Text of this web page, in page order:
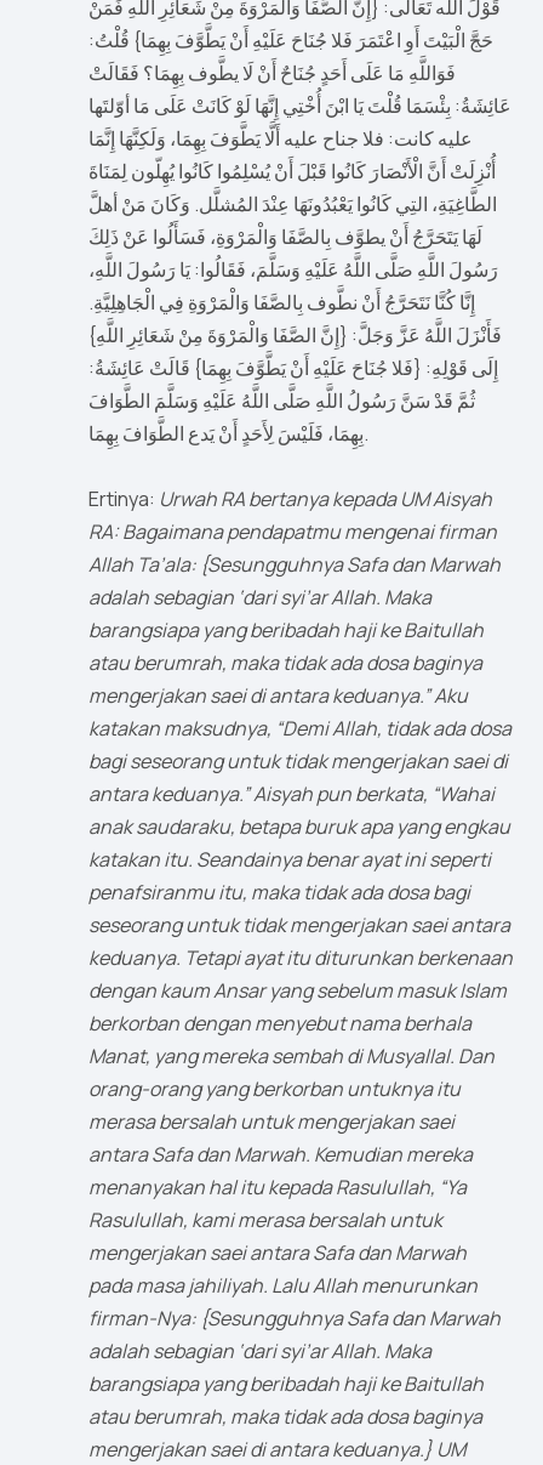
قَوْلَ الله تَعَالَى: {إِنَّ الصَّفَا وَالْمَرْوَةَ مِنْ شَعَائِرِ اللَّهِ فَمَنْ
حَجَّ الْبَيْتَ أَوِ اعْتَمَرَ فَلا جُنَاحَ عَلَيْهِ أَنْ يَطَّوَّفَ بِهِمَا} قُلْتُ:
فَوَاللَّهِ مَا عَلَى أَحَدٍ جُنَاحٌ أَنْ لَا يطَّوف بِهِمَا؟ فَقَالَتْ
عَائِشَةُ: بِئْسَمَا قُلْتَ يَا ابْنَ أُخْتِي إِنَّهَا لَوْ كَانَتْ عَلَى مَا أوّلتَها
عليه كانت: فلا جناح عليه أَلَّا يَطَّوَفَ بِهِمَا، وَلَكِنَّهَا إِنَّمَا
أُنْزِلَتْ أَنَّ الْأَنْصَارَ كَانُوا قَبْلَ أَنْ يُسْلِمُوا كَانُوا يُهِلّون لِمَنَاةَ
الطَّاغِيَةِ، التِي كَانُوا يَعْبُدُونَهَا عِنْدَ المُشلَّل. وَكَانَ مَنْ أهلَّ
لَهَا يَتَحَرَّجُ أَنْ يطوَّف بِالصَّفَا وَالْمَرْوَةِ، فَسَأَلُوا عَنْ ذَلِكَ
رَسُولَ اللَّهِ صَلَّى اللَّهُ عَلَيْهِ وَسَلَّمَ، فَقَالُوا: يَا رَسُولَ اللَّهِ،
إِنَّا كُنَّا نَتَحَرَّجُ أَنْ نطَّوف بِالصَّفَا وَالْمَرْوَةِ فِي الْجَاهِلِيَّةِ.
فَأَنْزَلَ اللَّهُ عَزَّ وَجَلَّ: {إِنَّ الصَّفَا وَالْمَرْوَةَ مِنْ شَعَائِرِ اللَّهِ}
إِلَى قَوْلِهِ: {فَلا جُنَاحَ عَلَيْهِ أَنْ يَطَّوَّفَ بِهِمَا} قَالَتْ عَائِشَةُ:
ثُمَّ قَدْ سَنَّ رَسُولُ اللَّهِ صَلَّى اللَّهُ عَلَيْهِ وَسَلَّمَ الطَّوَافَ
بِهِمَا، فَلَيْسَ لِأَحَدٍ أَنْ يَدع الطَّوَافَ بِهِمَا.
Ertinya: Urwah RA bertanya kepada UM Aisyah
RA: Bagaimana pendapatmu mengenai firman
Allah Ta’ala: {Sesungguhnya Safa dan Marwah
adalah sebagian ‘dari syi’ar Allah. Maka
barangsiapa yang beribadah haji ke Baitullah
atau berumrah, maka tidak ada dosa baginya
mengerjakan saei di antara keduanya.” Aku
katakan maksudnya, “Demi Allah, tidak ada dosa
bagi seseorang untuk tidak mengerjakan saei di
antara keduanya.” Aisyah pun berkata, “Wahai
anak saudaraku, betapa buruk apa yang engkau
katakan itu. Seandainya benar ayat ini seperti
penafsiranmu itu, maka tidak ada dosa bagi
seseorang untuk tidak mengerjakan saei antara
keduanya. Tetapi ayat itu diturunkan berkenaan
dengan kaum Ansar yang sebelum masuk Islam
berkorban dengan menyebut nama berhala
Manat, yang mereka sembah di Musyallal. Dan
orang-orang yang berkorban untuknya itu
merasa bersalah untuk mengerjakan saei
antara Safa dan Marwah. Kemudian mereka
menanyakan hal itu kepada Rasulullah, “Ya
Rasulullah, kami merasa bersalah untuk
mengerjakan saei antara Safa dan Marwah
pada masa jahiliyah. Lalu Allah menurunkan
firman-Nya: {Sesungguhnya Safa dan Marwah
adalah sebagian ‘dari syi’ar Allah. Maka
barangsiapa yang beribadah haji ke Baitullah
atau berumrah, maka tidak ada dosa baginya
mengerjakan saei di antara keduanya.} UM